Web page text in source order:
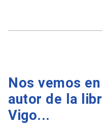
Nos vemos
autor de la
Vigo...